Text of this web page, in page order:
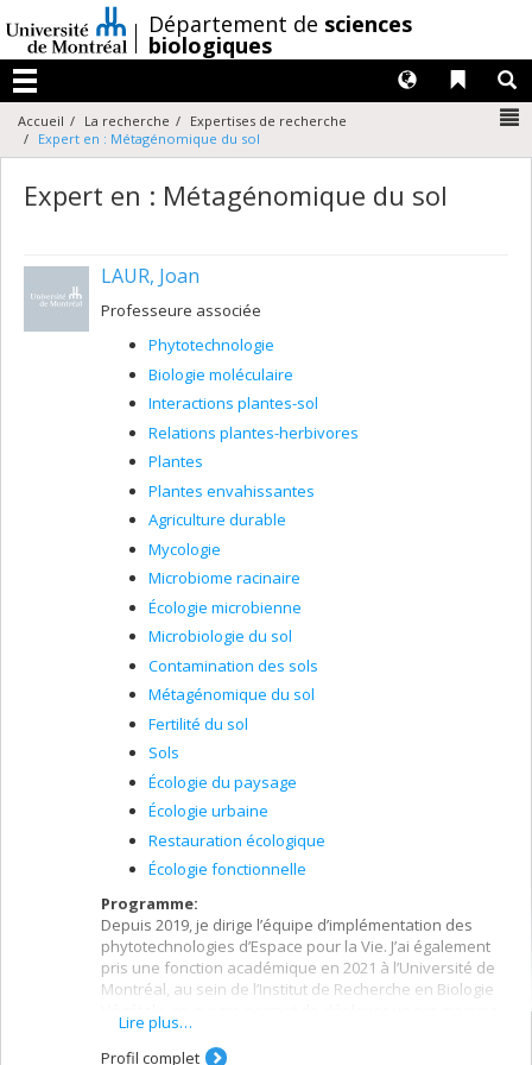
au
contenu
/Département de sciences
biologiques
Menu
Liens
Langues
Accueil La recherche
Expertises de recherche
Expert en : Métagénomique du sol
Expert en : Métagénomique du sol
LAUR, Joan
Professeure associée
Phytotechnologie
Biologie moléculaire
Interactions plantes-sol
Relations plantes-herbivores
Plantes
Plantes envahissantes
Agriculture durable
Mycologie
Microbiome racinaire
Écologie microbienne
Microbiologie du sol
Contamination des sols
Métagénomique du sol
Fertilité du sol
Sols
Écologie du paysage
Écologie urbaine
Restauration écologique
Écologie fonctionnelle
Programme:
Depuis 2019, je dirige l’équipe d’implémentation des
phytotechnologies d’Espace pour la Vie. J’ai également
pris une fonction académique en 2021 à l’Université de
Montréal, au sein de l’Institut de Recherche en Biologie
transdisciplinaire de recherches appliquées ouvert vers
la société et solidement ancré dans un cadre
Lire plus…
Profil complet